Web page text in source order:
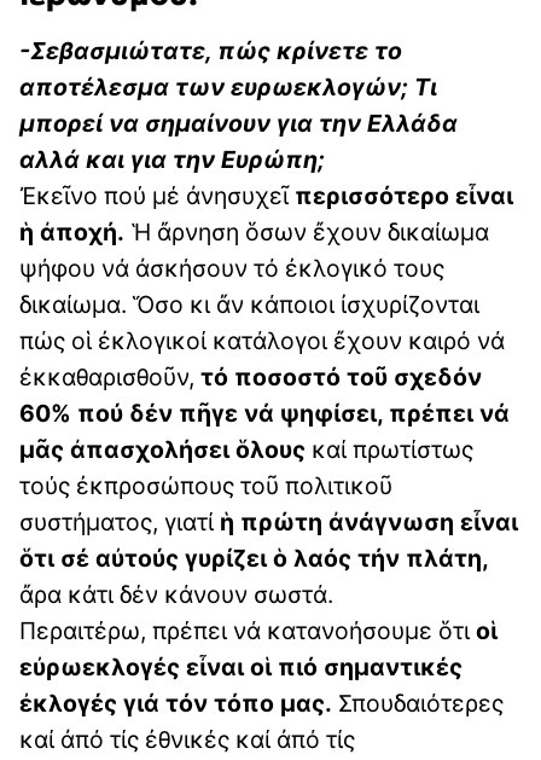
-Σεβασμιώτατε, πώς κρίνετε το
αποτέλεσμα των ευρωεκλογών; Τι
μπορεί να σημαίνουν για την Ελλάδα
αλλά και για την Ευρώπη;
Ἐκεῖνο πού μέ ἀνησυχεῖ περισσότερο εἶναι
ἡ ἀποχή. Ἡ ἄρνηση ὅσων ἔχουν δικαίωμα
ψήφου νά ἀσκήσουν τό ἐκλογικό τους
δικαίωμα. Ὅσο κι ἄν κάποιοι ἰσχυρίζονται
πώς οἱ ἐκλογικοί κατάλογοι ἔχουν καιρό νά
ἐκκαθαρισθοῦν, τό ποσοστό τοῦ σχεδόν
60% πού δέν πῆγε νά ψηφίσει, πρέπει νά
μᾶς ἀπασχολήσει ὅλους καί πρωτίστως
τούς ἐκπροσώπους τοῦ πολιτικοῦ
συστήματος, γιατί ἡ πρώτη ἀνάγνωση εἶναι
ὅτι σέ αὐτούς γυρίζει ὁ λαός τήν πλάτη,
ἄρα κάτι δέν κάνουν σωστά.
Περαιτέρω, πρέπει νά κατανοήσουμε ὅτι οἱ
εὐρωεκλογές εἶναι οἱ πιό σημαντικές
ἐκλογές γιά τόν τόπο μας. Σπουδαιότερες
καί ἀπό τίς ἐθνικές καί ἀπό τίς